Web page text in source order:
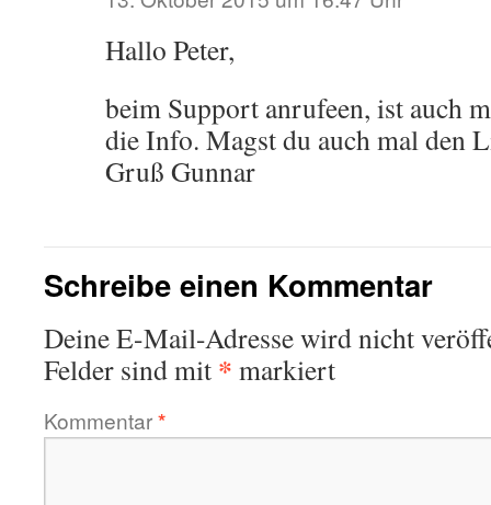
Hallo Peter,
beim Support anrufeen, ist auch
die Info. Magst du auch mal den
Gruß Gunnar
Schreibe einen Kommentar
Deine E-Mail-Adresse wird nicht
Felder sind mit * markiert
Kommentar*